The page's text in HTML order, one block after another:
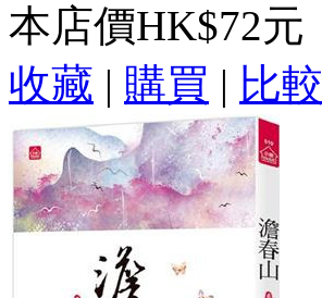
本店價HK$72元
收藏 | 購買 | 比較